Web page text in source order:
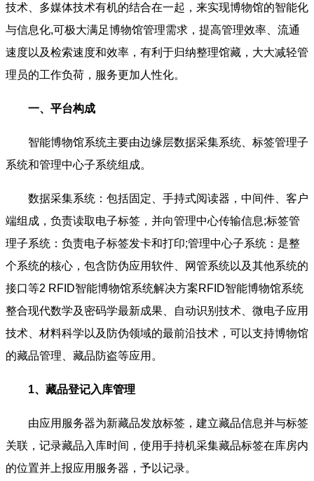
技术、多媒体技术有机的结合在一起，来实现博物馆的智能化
与信息化,可极大满足博物馆管理需求，提高管理效率、流通
速度以及检索速度和效率，有利于归纳整理馆藏，大大减轻管
理员的工作负荷，服务更加人性化。
一、平台构成
智能博物馆系统主要由边缘层数据采集系统、标签管理子
系统和管理中心子系统组成。
数据采集系统：包括固定、手持式阅读器，中间件、客户
端组成，负责读取电子标签，并向管理中心传输信息;标签管
理子系统：负责电子标签发卡和打印;管理中心子系统：是整
个系统的核心，包含防伪应用软件、网管系统以及其他系统的
接口等2 RFID智能博物馆系统解决方案RFID智能博物馆系统
整合现代数学及密码学最新成果、自动识别技术、微电子应用
技术、材料科学以及防伪领域的最前沿技术，可以支持博物馆
的藏品管理、藏品防盗等应用。
1、藏品登记入库管理
由应用服务器为新藏品发放标签，建立藏品信息并与标签
关联，记录藏品入库时间，使用手持机采集藏品标签在库房内
的位置并上报应用服务器，予以记录。